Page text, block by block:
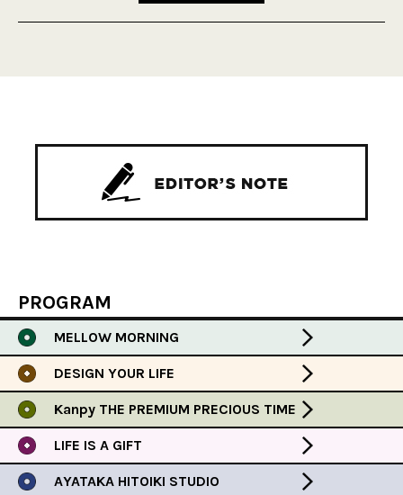
PROGRAM
MELLOW MORNING
DESIGN YOUR LIFE
Kanpy THE PREMIUM PRECIOUS TIME
LIFE IS A GIFT
AYATAKA HITOIKI STUDIO